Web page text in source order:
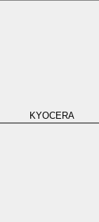
KYOCERA